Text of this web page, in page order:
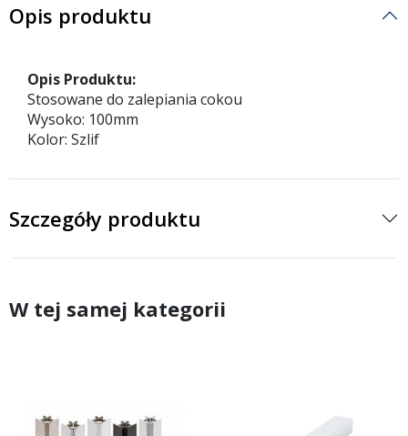
Opis produktu
Opis Produktu:
Stosowane do zalepiania cokou
Wysoko: 100mm
Kolor: Szlif
Szczegóły produktu
W tej samej kategorii